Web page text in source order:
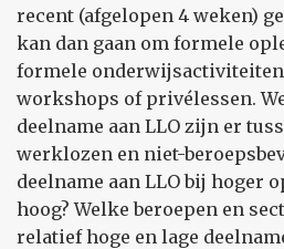
recent (afgelopen 4 weken)
kan dan gaan om formele
formele onderwijsactiviteiten
workshops of privélessen.
deelname aan LLO zijn er
werklozen en niet-
deelname aan LLO bij hoger
hoog? Welke beroepen en
relatief hoge en lage